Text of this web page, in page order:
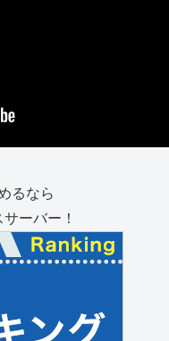
るなら
ーバー！